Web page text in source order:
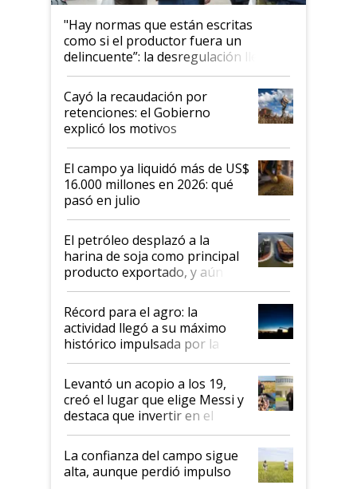
"Hay normas que están escritas
como si el productor fuera un
delincuente”: la desregulación llegó
al Congreso Aapresid y hasta se
habló del financiamiento al IPCVA
Cayó la recaudación por
retenciones: el Gobierno
explicó los motivos
El campo ya liquidó más de US$
16.000 millones en 2026: qué
pasó en julio
El petróleo desplazó a la
harina de soja como principal
producto exportado, y aún así
el agro aportó casi seis de cada
diez dólares y sostuvo el
liderazgo en un semestre
récord
Récord para el agro: la
actividad llegó a su máximo
histórico impulsada por la
cosecha y las exportaciones
Levantó un acopio a los 19,
creó el lugar que elige Messi y
destaca que invertir en el
kirchnerismo era como "darle
plata a un hijo para droga":
Juan Félix Rossetti, el libertario
que de una dura crisis salió
La confianza del campo sigue
alta, aunque perdió impulso